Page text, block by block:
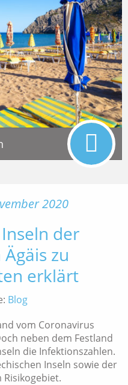
2020
der
zu
erklärt
Blog
vom Coronavirus
neben dem Festland
die Infektionszahlen.
Inseln sowie der
Risikogebiet.